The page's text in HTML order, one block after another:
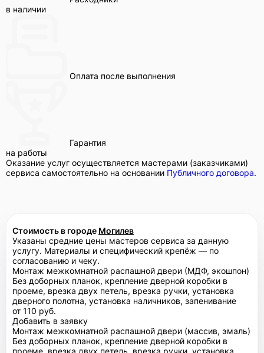
в наличии
Оплата после выполнения
Гарантия
на работы
Оказание услуг осуществляется мастерами (заказчиками)
сервиса самостоятельно на основании Публичного договора.
Стоимость в городе Могилев
Указаны средние цены мастеров сервиса за данную
услугу. Материалы и специфический крепёж — по
согласованию и чеку.
Монтаж межкомнатной распашной двери (МДФ, экошпон)
Без доборных планок, крепление дверной коробки в
проеме, врезка двух петель, врезка ручки, установка
дверного полотна, установка наличников, запенивание
от 110 руб.
Добавить в заявку
Монтаж межкомнатной распашной двери (массив, эмаль)
Без доборных планок, крепление дверной коробки в
проеме, врезка двух петель, врезка ручки, установка